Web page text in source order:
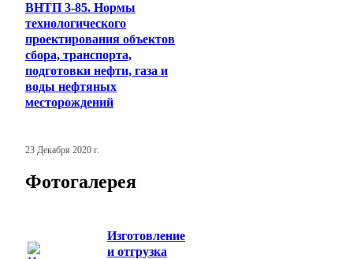
ВНТП 3-85. Нормы
технологического
проектирования объектов
сбора, транспорта,
подготовки нефти, газа и
воды нефтяных
месторождений
23 Декабря 2020 г.
Фотогалерея
Изготовление
и отгрузка